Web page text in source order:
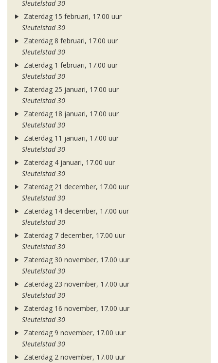
Sleutelstad 30
Zaterdag 15 februari, 17.00 uur
Sleutelstad 30
Zaterdag 8 februari, 17.00 uur
Sleutelstad 30
Zaterdag 1 februari, 17.00 uur
Sleutelstad 30
Zaterdag 25 januari, 17.00 uur
Sleutelstad 30
Zaterdag 18 januari, 17.00 uur
Sleutelstad 30
Zaterdag 11 januari, 17.00 uur
Sleutelstad 30
Zaterdag 4 januari, 17.00 uur
Sleutelstad 30
Zaterdag 21 december, 17.00 uur
Sleutelstad 30
Zaterdag 14 december, 17.00 uur
Sleutelstad 30
Zaterdag 7 december, 17.00 uur
Sleutelstad 30
Zaterdag 30 november, 17.00 uur
Sleutelstad 30
Zaterdag 23 november, 17.00 uur
Sleutelstad 30
Zaterdag 16 november, 17.00 uur
Sleutelstad 30
Zaterdag 9 november, 17.00 uur
Sleutelstad 30
Zaterdag 2 november, 17.00 uur